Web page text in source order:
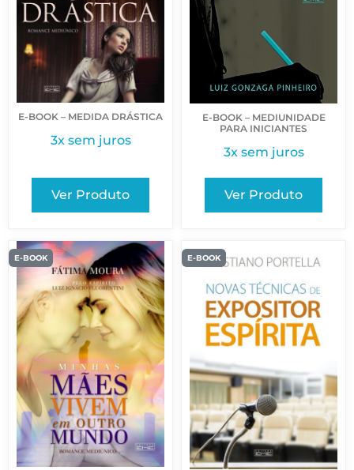
E-BOOK – MEDIDA DRÁSTICA
3x sem juros
Ver Produto
E-BOOK – MEDIUNIDADE
PARA INICIANTES
3x sem juros
Ver Produto
E-BOOK E-BOOK